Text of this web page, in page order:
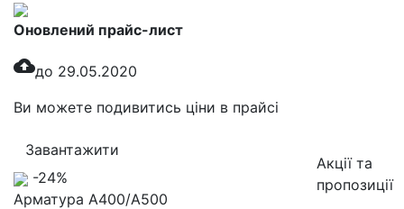
Оновлений прайс-лист
cloud_uploadдо 29.05.2020
Ви можете подивитись ціни в прайсі
Завантажити
-24%
Арматура А400/А500
Акції та
пропозиції